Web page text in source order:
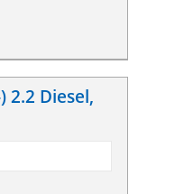
2.2 Diesel,